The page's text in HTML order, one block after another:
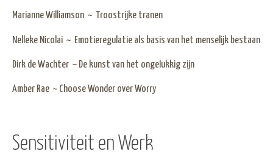
Marianne Williamson ~ Troostrijke tranen
Nelleke Nicolai ~ Emotieregulatie als basis van het menselijk bestaan
Dirk de Wachter ~ De kunst van het ongelukkig zijn
Amber Rae ~ Choose Wonder over Worry
Sensitiviteit en Werk